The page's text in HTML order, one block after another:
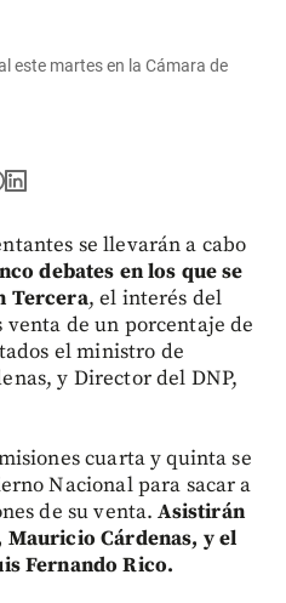
este martes en la Cámara de
se llevarán a cabo
debates en los que se
Tercera, el interés del
de un porcentaje de
el ministro de
y Director del DNP,
cuarta y quinta se
Nacional para sacar a
de su venta.Asistirán
Cárdenas, y el
Fernando Rico.